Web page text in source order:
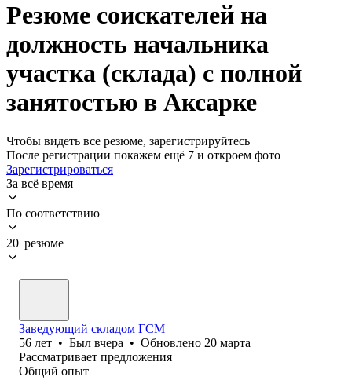
Резюме соискателей на
должность начальника
участка (склада) с полной
занятостью в Аксарке
Чтобы видеть все резюме, зарегистрируйтесь
После регистрации покажем ещё 7 и откроем фото
Зарегистрироваться
За всё время
По соответствию
20 резюме
Заведующий складом ГСМ
56 лет • Был вчера • Обновлено 20 марта
Рассматривает предложения
Общий опыт